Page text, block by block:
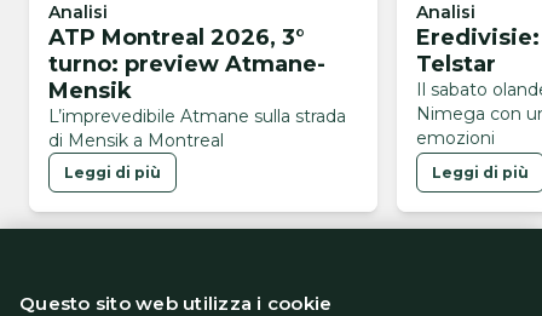
Analisi
ATP Montreal 2026, 3°
turno: preview Atmane-
Mensik
L’imprevedibile Atmane sulla strada
di Mensik a Montreal
Leggi di più
Analisi
Telstar
Il sabato
Nimega con
emozioni
Leggi di più
Questo sito web utilizza i cookie